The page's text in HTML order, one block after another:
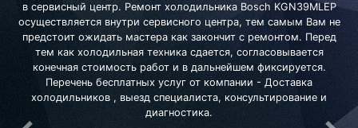
в сервисный центр. Ремонт холодильника Bosch KGN39MLEP
осуществляется внутри сервисного центра, тем самым Вам не
предстоит ожидать мастера как закончит с ремонтом. Перед
тем как холодильная техника сдается, согласовывается
конечная стоимость работ и в дальнейшем фиксируется.
Перечень бесплатных услуг от компании - Доставка
холодильников , выезд специалиста, консультирование и
диагностика.